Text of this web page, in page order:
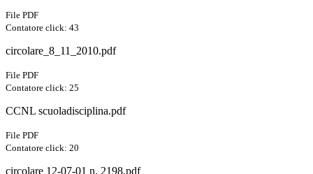
File PDF
Contatore click: 43
circolare_8_11_2010.pdf
File PDF
Contatore click: 25
CCNL scuoladisciplina.pdf
File PDF
Contatore click: 20
circolare 12-07-01 n. 2198.pdf